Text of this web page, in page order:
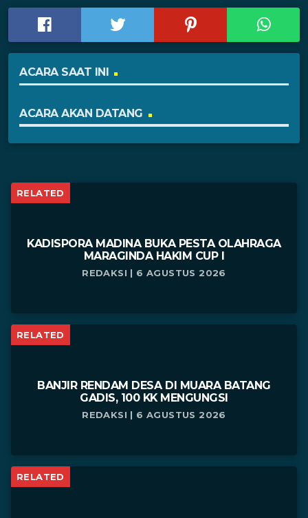
ACARA SAAT INI
ACARA AKAN DATANG
RELATED
KADISPORA MADINA BUKA PESTA OLAHRAGA
MARAGINDA HAKIM CUP I
REDAKSI | 6 AGUSTUS 2026
RELATED
BANJIR RENDAM DESA DI MUARA BATANG
GADIS, 100 KK MENGUNGSI
REDAKSI | 6 AGUSTUS 2026
RELATED